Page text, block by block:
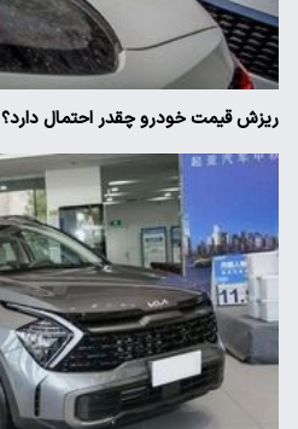
ریزش قیمت خودرو چقدر احتمال دارد؟